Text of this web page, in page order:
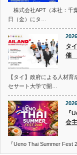
株式会社APT（本社：千
日（金）にタ…
タ
催
【タイ】政府による人材
セサート大学で開…
『
会
『Ueno Thai Summer